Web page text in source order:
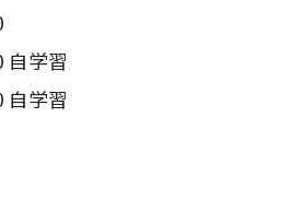
自学習
自学習